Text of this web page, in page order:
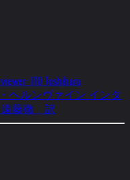
ITO Toshiharu
・ヘルンヴァイン インタ
遠藤徹 訳